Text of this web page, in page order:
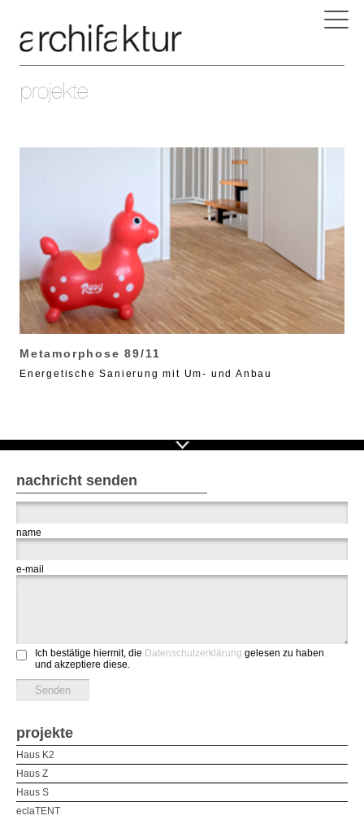
Metamorphose 89/11
Energetische Sanierung mit Um- und Anbau
nachricht senden
name
e-mail
Ich bestätige hiermit, die Datenschutzerklärung gelesen zu haben
und akzeptiere diese.
projekte
Haus K2
Haus Z
Haus S
eclaTENT